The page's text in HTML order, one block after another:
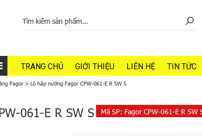
TRANG CHỦ GIỚI THIỆU LIÊN HỆ TIN TỨC
Fagor > Lò hấp nướng Fagor CPW-061-E R SW S
061-E R SW S Mã SP: Fagor CPW-061-E R SW